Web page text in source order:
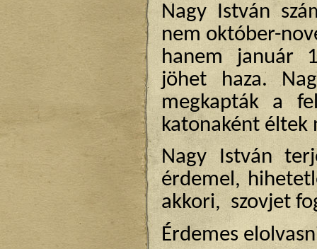
Nagy István
nem október-
hanem január
jöhet haza.
megkapták a
katonaként éltek
Nagy István
érdemel,
akkori, szovjet
Érdemes